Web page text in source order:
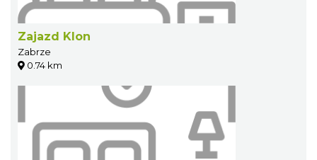
Zajazd Klon
Zabrze
0.74 km